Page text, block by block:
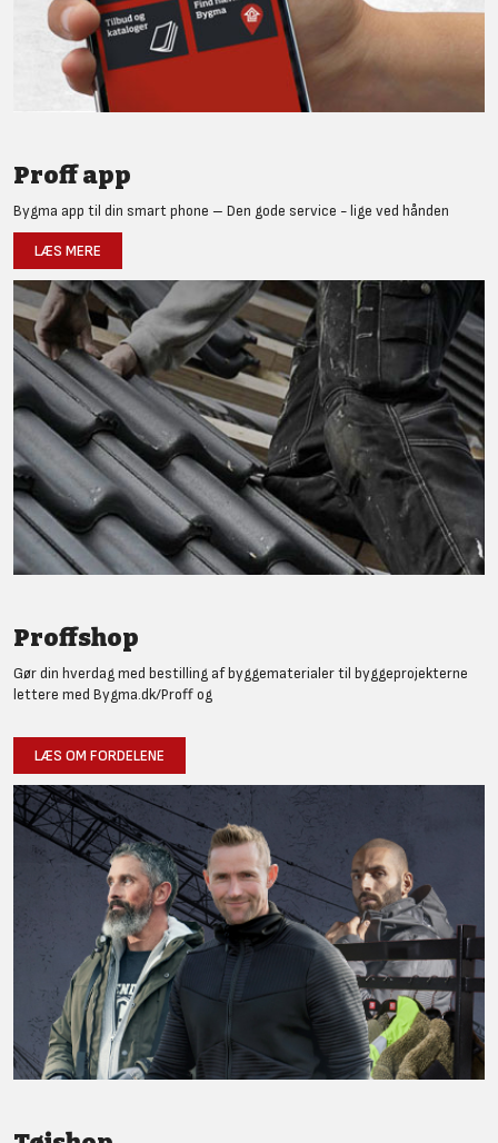
Proff app
Bygma app til din smart phone – Den gode service - lige ved hånden
LÆS MERE
Proffshop
Gør din hverdag med bestilling af byggematerialer til byggeprojekterne
lettere med Bygma.dk/Proff og
LÆS OM FORDELENE